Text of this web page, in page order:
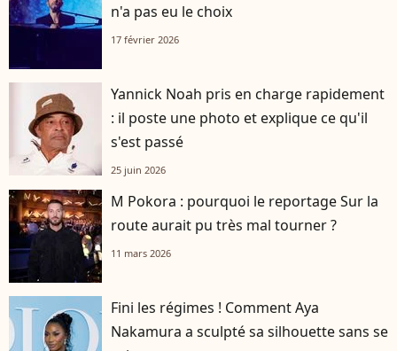
n'a pas eu le choix
17 février 2026
Yannick Noah pris en charge rapidement
: il poste une photo et explique ce qu'il
s'est passé
25 juin 2026
M Pokora : pourquoi le reportage Sur la
route aurait pu très mal tourner ?
11 mars 2026
Fini les régimes ! Comment Aya
Nakamura a sculpté sa silhouette sans se